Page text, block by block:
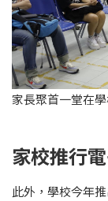
家長聚首一堂在學
家校推行
此外，學校今年